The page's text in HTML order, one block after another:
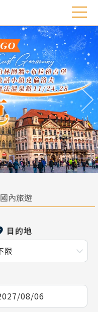
往
國內旅遊
目的地